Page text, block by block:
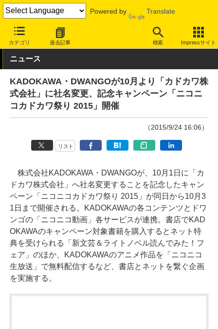
Powered by Translate
カテゴリ 過去記事 検索 Impressサイト
INTERNET Watch トピック 企業
ニュース
KADOKAWA・DWANGOが10月より「カドカワ株
式会社」に社名変更、記念キャンペーン「ニコニ
コカドカワ祭り 2015」開催
（2015/9/24 16:06）
リスト
株式会社KADOKAWA・DWANGOが、10月1日に「カ
ドカワ株式会社」へ社名変更することを記念したキャン
ペーン「ニコニコカドカワ祭り 2015」が同日から10月3
1日まで開催される。KADOKAWAの各コンテンツとドワ
ンゴの「ニコニコ動画」各サービスが連携。書店でKAD
OKAWAのキャンペーン対象書籍を購入するとネット特
典を受けられる「新文芸＆ライトノベル読んでみた！フ
ェア」のほか、KADOKAWAのアニメ作品を「ニコニコ
生放送」で無料配信するなど、書店とネットを繋ぐ企画
を実施する。